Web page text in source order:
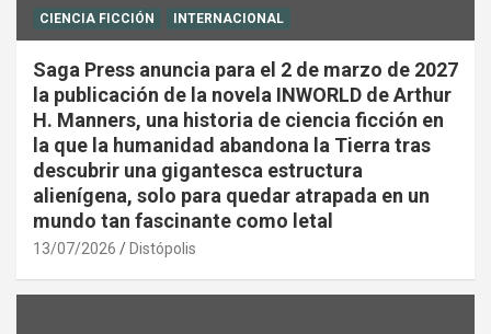
CIENCIA FICCIÓN INTERNACIONAL
Saga Press anuncia para el 2 de marzo de 2027
la publicación de la novela INWORLD de Arthur
H. Manners, una historia de ciencia ficción en
la que la humanidad abandona la Tierra tras
descubrir una gigantesca estructura
alienígena, solo para quedar atrapada en un
mundo tan fascinante como letal
13/07/2026 Distópolis